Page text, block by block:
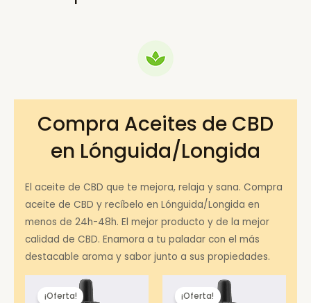
Compra Aceites de CBD
en Lónguida/Longida
El aceite de CBD que te mejora, relaja y sana. Compra
aceite de CBD y recíbelo en Lónguida/Longida en
menos de 24h-48h. El mejor producto y de la mejor
calidad de CBD. Enamora a tu paladar con el más
destacable aroma y sabor junto a sus propiedades.
¡Oferta! ¡Oferta!